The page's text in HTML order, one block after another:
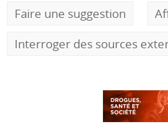
Faire une suggestion
Interroger des sources